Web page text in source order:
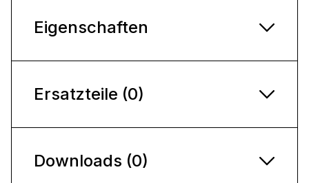
Eigenschaften
Ersatzteile (0)
Downloads (0)